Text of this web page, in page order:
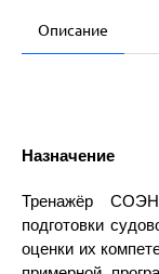
Описание
Назначение
Тренажёр
подготовки
оценки их